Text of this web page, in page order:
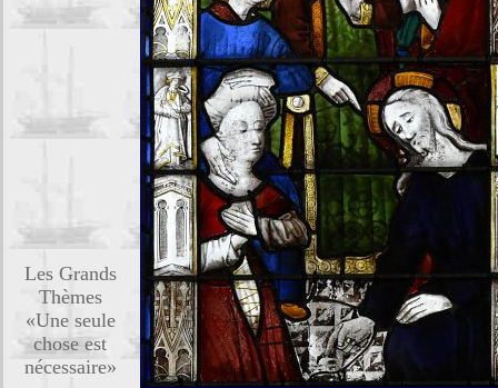
Les Grands
Thèmes
«Une seule
chose est
nécessaire»